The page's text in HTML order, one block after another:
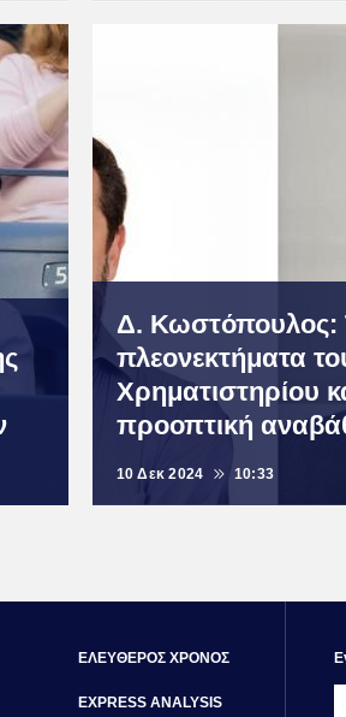
Δ. Κωστόπουλος:
πλεονεκτήματα
Χρηματιστηρίου
προοπτική
10 Δεκ 2024 10:33
ΕΛΕΥΘΕΡΟΣ ΧΡΟΝΟΣ
EXPRESS ANALYSIS